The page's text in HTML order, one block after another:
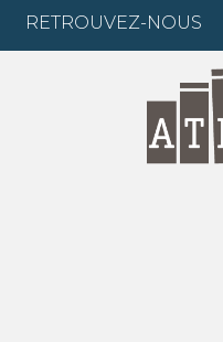
RETROUVEZ-NOUS